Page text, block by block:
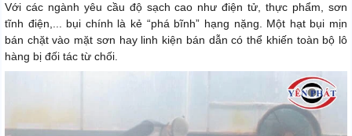
Với các ngành yêu cầu độ sạch cao như điện tử, thực phẩm, sơn
tĩnh điện,... bụi chính là kẻ “phá bĩnh” hạng nặng. Một hạt bụi mịn
bán chặt vào mặt sơn hay linh kiện bán dẫn có thể khiến toàn bộ lô
hàng bị đối tác từ chối.